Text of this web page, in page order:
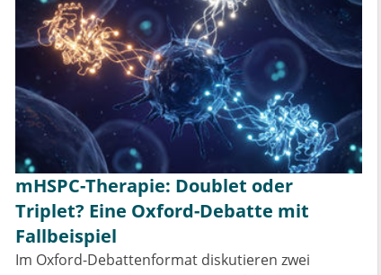
mHSPC-Therapie: Doublet oder
Triplet? Eine Oxford-Debatte mit
Fallbeispiel
Im Oxford-Debattenformat diskutieren zwei